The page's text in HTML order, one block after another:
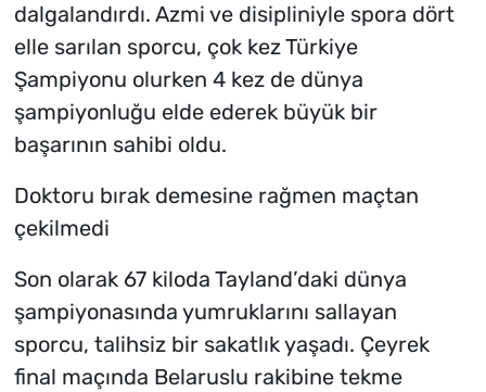
dalgalandırdı. Azmi ve disipliniyle spora dört
elle sarılan sporcu, çok kez Türkiye
Şampiyonu olurken 4 kez de dünya
şampiyonluğu elde ederek büyük bir
başarının sahibi oldu.
Doktoru bırak demesine rağmen maçtan
çekilmedi
Son olarak 67 kiloda Tayland’daki dünya
şampiyonasında yumruklarını sallayan
sporcu, talihsiz bir sakatlık yaşadı. Çeyrek
final maçında Belaruslu rakibine tekme